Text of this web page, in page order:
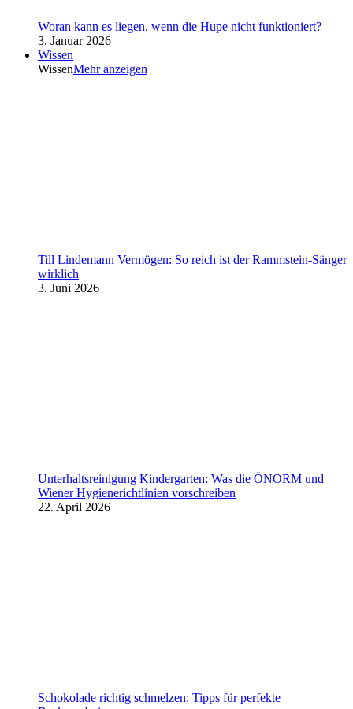
Woran kann es liegen, wenn die Hupe nicht funktioniert?
3. Januar 2026
Wissen
WissenMehr anzeigen
Till Lindemann Vermögen: So reich ist der Rammstein-Sänger
wirklich
3. Juni 2026
Unterhaltsreinigung Kindergarten: Was die ÖNORM und
Wiener Hygienerichtlinien vorschreiben
22. April 2026
Schokolade richtig schmelzen: Tipps für perfekte